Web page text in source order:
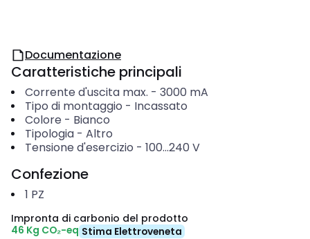
Documentazione
Caratteristiche principali
Corrente d'uscita max. - 3000 mA
Tipo di montaggio - Incassato
Colore - Bianco
Tipologia- Altro
Tensione d'esercizio - 100...240 V
Confezione
1 PZ
Impronta di carbonio del prodotto
46 Kg CO₂-eq Stima Elettroveneta